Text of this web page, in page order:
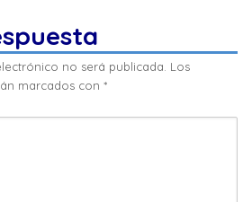
no será publicada. Los
marcados con *